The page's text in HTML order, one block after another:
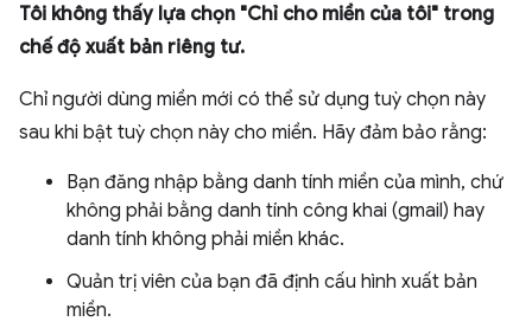
Tôi không thấy lựa chọn "Chỉ cho miền của tôi" trong
chế độ xuất bản riêng tư.
Chỉ người dùng miền mới có thể sử dụng tuỳ chọn này
sau khi bật tuỳ chọn này cho miền. Hãy đảm bảo rằng:
Bạn đăng nhập bằng danh tính miền của mình, chứ
không phải bằng danh tính công khai (gmail) hay
danh tính không phải miền khác.
Quản trị viên của bạn đã định cấu hình xuất bản
miền.